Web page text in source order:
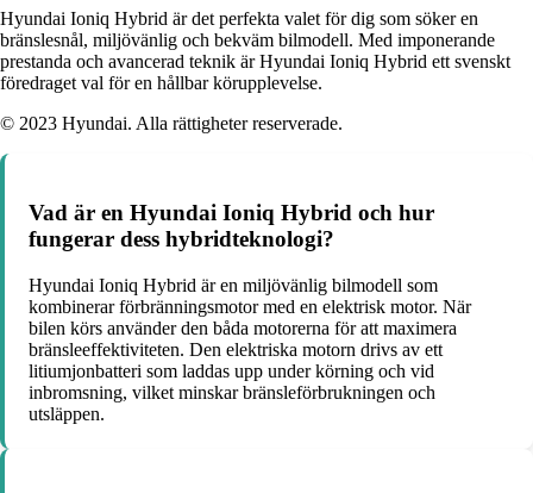
Hyundai Ioniq Hybrid är det perfekta valet för dig som söker en
bränslesnål, miljövänlig och bekväm bilmodell. Med imponerande
prestanda och avancerad teknik är Hyundai Ioniq Hybrid ett svenskt
föredraget val för en hållbar körupplevelse.
© 2023 Hyundai. Alla rättigheter reserverade.
Vad är en Hyundai Ioniq Hybrid och hur
fungerar dess hybridteknologi?
Hyundai Ioniq Hybrid är en miljövänlig bilmodell som
kombinerar förbränningsmotor med en elektrisk motor. När
bilen körs använder den båda motorerna för att maximera
bränsleeffektiviteten. Den elektriska motorn drivs av ett
litiumjonbatteri som laddas upp under körning och vid
inbromsning, vilket minskar bränsleförbrukningen och
utsläppen.